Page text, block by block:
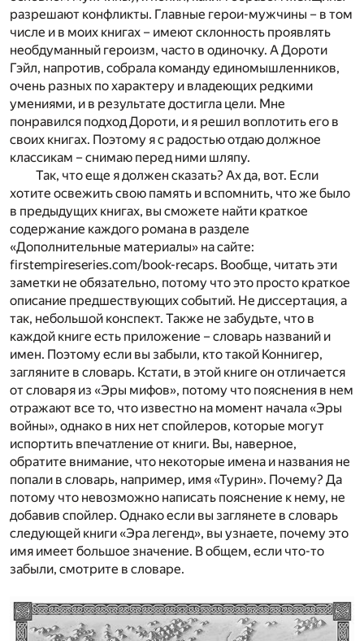
разрешают конфликты. Главные герои-мужчины – в том
числе и в моих книгах – имеют склонность проявлять
необдуманный героизм, часто в одиночку. А Дороти
Гэйл, напротив, собрала команду единомышленников,
очень разных по характеру и владеющих редкими
умениями, и в результате достигла цели. Мне
понравился подход Дороти, и я решил воплотить его в
своих книгах. Поэтому я с радостью отдаю должное
классикам – снимаю перед ними шляпу.
Так, что еще я должен сказать? Ах да, вот. Если
хотите освежить свою память и вспомнить, что же было
в предыдущих книгах, вы сможете найти краткое
содержание каждого романа в разделе
«Дополнительные материалы» на сайте:
firstempireseries.com/book-recaps. Вообще, читать эти
заметки не обязательно, потому что это просто краткое
описание предшествующих событий. Не диссертация, а
так, небольшой конспект. Также не забудьте, что в
каждой книге есть приложение – словарь названий и
имен. Поэтому если вы забыли, кто такой Коннигер,
загляните в словарь. Кстати, в этой книге он отличается
от словаря из «Эры мифов», потому что пояснения в нем
отражают все то, что известно на момент начала «Эры
войны», однако в них нет спойлеров, которые могут
испортить впечатление от книги. Вы, наверное,
обратите внимание, что некоторые имена и названия не
попали в словарь, например, имя «Турин». Почему? Да
потому что невозможно написать пояснение к нему, не
добавив спойлер. Однако если вы заглянете в словарь
следующей книги «Эра легенд», вы узнаете, почему это
имя имеет большое значение. В общем, если что-то
забыли, смотрите в словаре.